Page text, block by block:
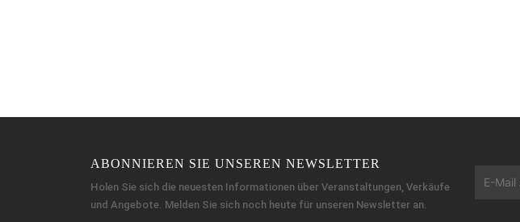
ABONNIEREN SIE UNSEREN NEWSLETTER
Holen Sie sich die neuesten Informationen über Veranstaltungen, Verkäufe
und Angebote. Melden Sie sich noch heute für unseren Newsletter an.